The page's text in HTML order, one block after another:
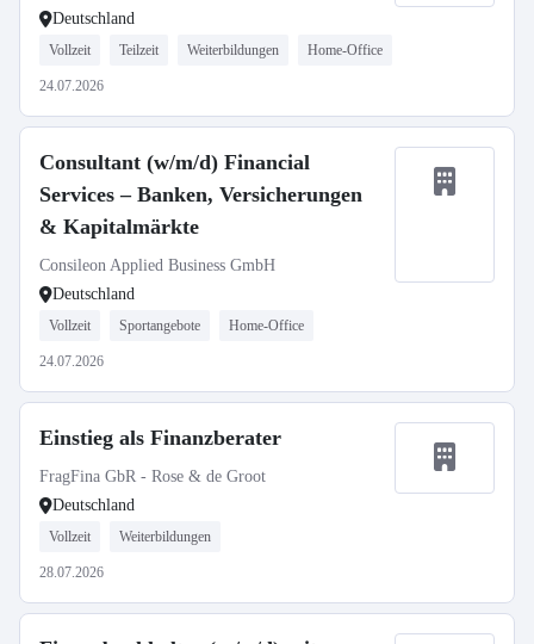
Deutschland
Vollzeit Teilzeit Weiterbildungen Home-Office
24.07.2026
Consultant (w/m/d) Financial
Services – Banken, Versicherungen
& Kapitalmärkte
Consileon Applied Business GmbH
Deutschland
Vollzeit Sportangebote Home-Office
24.07.2026
Einstieg als Finanzberater
FragFina GbR - Rose & de Groot
Deutschland
Vollzeit Weiterbildungen
28.07.2026